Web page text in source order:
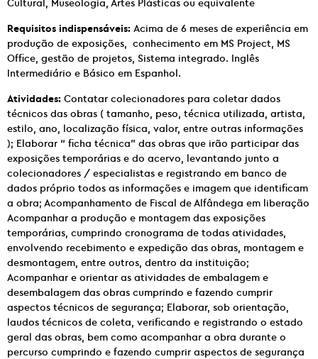
Cultural, Museologia, Artes Plásticas ou equivalente
Requisitos indispensáveis: Acima de 6 meses de experiência em
produção de exposições, conhecimento em MS Project, MS
Office, gestão de projetos, Sistema integrado. Inglês
Intermediário e Básico em Espanhol.
Atividades: Contatar colecionadores para coletar dados
técnicos das obras ( tamanho, peso, técnica utilizada, artista,
estilo, ano, localização física, valor, entre outras informações
); Elaborar “ ficha técnica” das obras que irão participar das
exposições temporárias e do acervo, levantando junto a
colecionadores / especialistas e registrando em banco de
dados próprio todos as informações e imagem que identificam
a obra; Acompanhamento de Fiscal de Alfândega em liberação
Acompanhar a produção e montagem das exposições
temporárias, cumprindo cronograma de todas atividades,
envolvendo recebimento e expedição das obras, montagem e
desmontagem, entre outros, dentro da instituição;
Acompanhar e orientar as atividades de embalagem e
desembalagem das obras cumprindo e fazendo cumprir
aspectos técnicos de segurança; Elaborar, sob orientação,
laudos técnicos de coleta, verificando e registrando o estado
geral das obras, bem como acompanhar a obra durante o
percurso cumprindo e fazendo cumprir aspectos de segurança